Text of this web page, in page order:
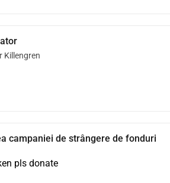
Killengren
campaniei de strângere de fonduri
pls donate